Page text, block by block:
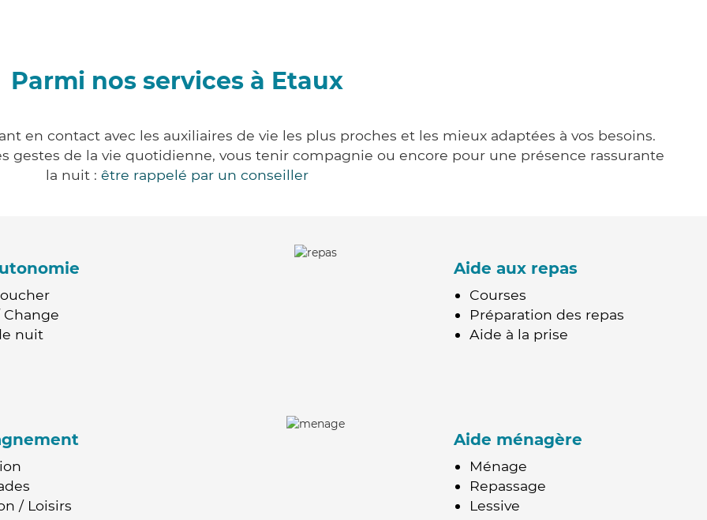
Parmi nos services à Etaux
en contact avec les auxiliaires de vie les plus proches et les mieux adaptées à vos besoins.
gestes de la vie quotidienne, vous tenir compagnie ou encore pour une présence rassurante
la nuit : être rappelé par un conseiller
nuit
Aide aux repas
Courses
Préparation des repas
Aide à la prise
/ Loisirs
Aide ménagère
Ménage
Repassage
Lessive